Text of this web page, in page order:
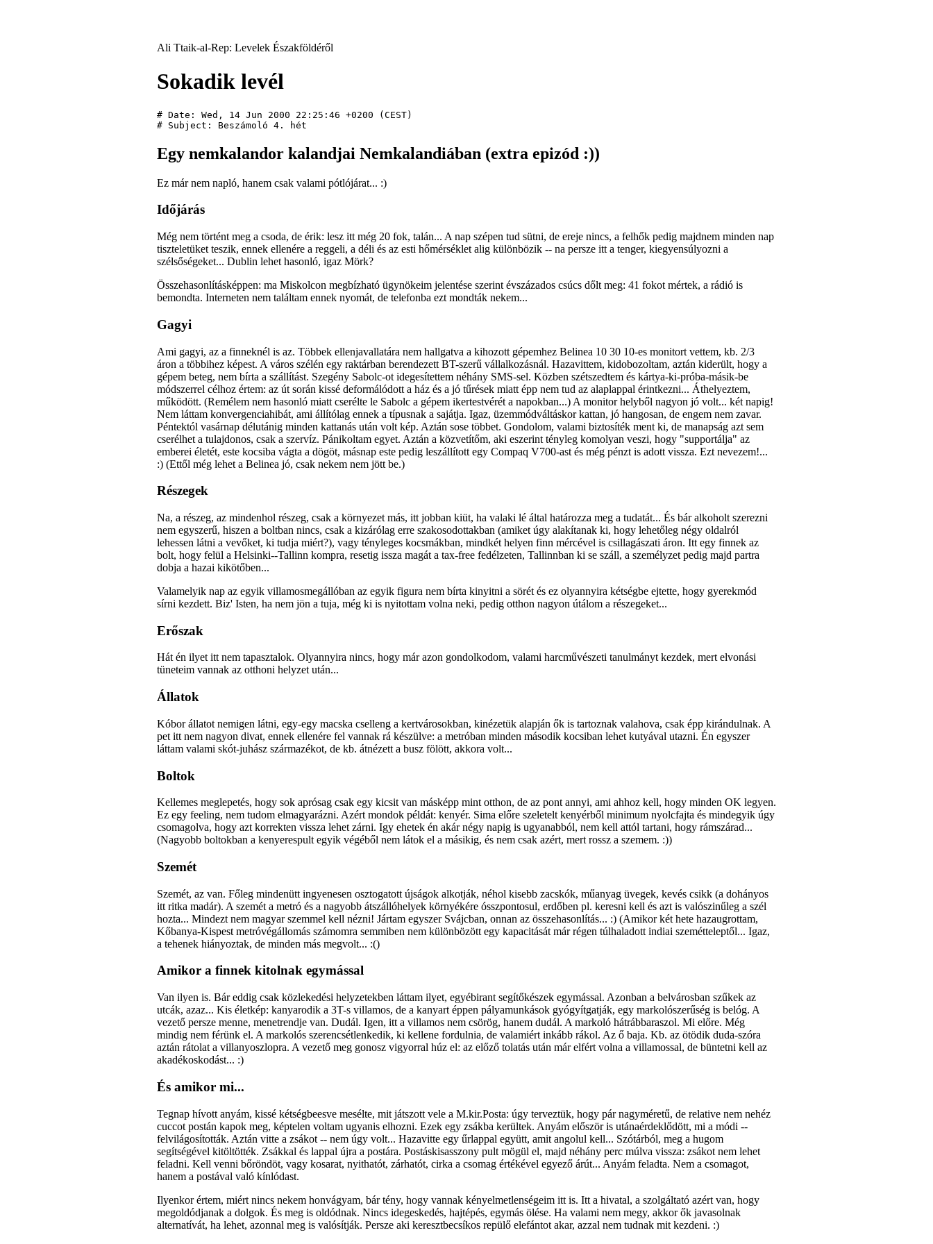
Ali Ttaik-al-Rep: Levelek Északföldéről
Sokadik levél
# Date: Wed, 14 Jun 2000 22:25:46 +0200 (CEST)
Egy nemkalandor kalandjai Nemkalandiában (extra epizód :))
Ez már nem napló, hanem csak valami pótlójárat... :)
Időjárás
Még nem történt meg a csoda, de érik: lesz itt még 20 fok, talán... A nap szépen tud sütni, de ereje nincs, a felhők pedig majdnem minden nap
tiszteletüket teszik, ennek ellenére a reggeli, a déli és az esti hőmérséklet alig különbözik -- na persze itt a tenger, kiegyensúlyozni a
szélsőségeket... Dublin lehet hasonló, igaz Mörk?
Összehasonlításképpen: ma Miskolcon megbízható ügynökeim jelentése szerint évszázados csúcs dőlt meg: 41 fokot mértek, a rádió is
bemondta. Interneten nem találtam ennek nyomát, de telefonba ezt mondták nekem...
Gagyi
Ami gagyi, az a finneknél is az. Többek ellenjavallatára nem hallgatva a kihozott gépemhez Belinea 10 30 10-es monitort vettem, kb. 2/3
áron a többihez képest. A város szélén egy raktárban berendezett BT-szerű vállalkozásnál. Hazavittem, kidobozoltam, aztán kiderült, hogy a
gépem beteg, nem bírta a szállítást. Szegény Sabolc-ot idegesítettem néhány SMS-sel. Közben szétszedtem és kártya-ki-próba-másik-be
módszerrel célhoz értem: az út során kissé deformálódott a ház és a jó tűrések miatt épp nem tud az alaplappal érintkezni... Áthelyeztem,
működött. (Remélem nem hasonló miatt cserélte le Sabolc a gépem ikertestvérét a napokban...) A monitor helyből nagyon jó volt... két napig!
Nem láttam konvergenciahibát, ami állítólag ennek a típusnak a sajátja. Igaz, üzemmódváltáskor kattan, jó hangosan, de engem nem zavar.
Péntektól vasárnap délutánig minden kattanás után volt kép. Aztán sose többet. Gondolom, valami biztosíték ment ki, de manapság azt sem
cserélhet a tulajdonos, csak a szervíz. Pánikoltam egyet. Aztán a közvetítőm, aki eszerint tényleg komolyan veszi, hogy "supportálja" az
emberei életét, este kocsiba vágta a dögöt, másnap este pedig leszállított egy Compaq V700-ast és még pénzt is adott vissza. Ezt nevezem!...
:) (Ettől még lehet a Belinea jó, csak nekem nem jött be.)
Részegek
Na, a részeg, az mindenhol részeg, csak a környezet más, itt jobban kiüt, ha valaki lé által határozza meg a tudatát... És bár alkoholt szerezni
nem egyszerű, hiszen a boltban nincs, csak a kizárólag erre szakosodottakban (amiket úgy alakítanak ki, hogy lehetőleg négy oldalról
lehessen látni a vevőket, ki tudja miért?), vagy tényleges kocsmákban, mindkét helyen finn mércével is csillagászati áron. Itt egy finnek az
bolt, hogy felül a Helsinki--Tallinn kompra, resetig issza magát a tax-free fedélzeten, Tallinnban ki se száll, a személyzet pedig majd partra
dobja a hazai kikötőben...
Valamelyik nap az egyik villamosmegállóban az egyik figura nem bírta kinyitni a sörét és ez olyannyira kétségbe ejtette, hogy gyerekmód
sírni kezdett. Biz' Isten, ha nem jön a tuja, még ki is nyitottam volna neki, pedig otthon nagyon útálom a részegeket...
Erőszak
Hát én ilyet itt nem tapasztalok. Olyannyira nincs, hogy már azon gondolkodom, valami harcművészeti tanulmányt kezdek, mert elvonási
tüneteim vannak az otthoni helyzet után...
Állatok
Kóbor állatot nemigen látni, egy-egy macska cselleng a kertvárosokban, kinézetük alapján ők is tartoznak valahova, csak épp kirándulnak. A
pet itt nem nagyon divat, ennek ellenére fel vannak rá készülve: a metróban minden második kocsiban lehet kutyával utazni. Én egyszer
láttam valami skót-juhász származékot, de kb. átnézett a busz fölött, akkora volt...
Boltok
Kellemes meglepetés, hogy sok aprósag csak egy kicsit van másképp mint otthon, de az pont annyi, ami ahhoz kell, hogy minden OK legyen.
Ez egy feeling, nem tudom elmagyarázni. Azért mondok példát: kenyér. Sima előre szeletelt kenyérből minimum nyolcfajta és mindegyik úgy
csomagolva, hogy azt korrekten vissza lehet zárni. Igy ehetek én akár négy napig is ugyanabból, nem kell attól tartani, hogy rámszárad...
(Nagyobb boltokban a kenyerespult egyik végéből nem látok el a másikig, és nem csak azért, mert rossz a szemem. :))
Szemét
Szemét, az van. Főleg mindenütt ingyenesen osztogatott újságok alkotják, néhol kisebb zacskók, műanyag üvegek, kevés csikk (a dohányos
itt ritka madár). A szemét a metró és a nagyobb átszállóhelyek környékére ósszpontosul, erdőben pl. keresni kell és azt is valószinűleg a szél
hozta... Mindezt nem magyar szemmel kell nézni! Jártam egyszer Svájcban, onnan az összehasonlítás... :) (Amikor két hete hazaugrottam,
Kőbanya-Kispest metróvégállomás számomra semmiben nem különbözött egy kapacitását már régen túlhaladott indiai szemétteleptől... Igaz,
a tehenek hiányoztak, de minden más megvolt... :()
Amikor a finnek kitolnak egymással
Van ilyen is. Bár eddig csak közlekedési helyzetekben láttam ilyet, egyébirant segítőkészek egymással. Azonban a belvárosban szűkek az
utcák, azaz... Kis életkép: kanyarodik a 3T-s villamos, de a kanyart éppen pályamunkások gyógyítgatják, egy markolószerűség is belóg. A
vezető persze menne, menetrendje van. Dudál. Igen, itt a villamos nem csörög, hanem dudál. A markoló hátrábbaraszol. Mi előre. Még
mindig nem férünk el. A markolós szerencsétlenkedik, ki kellene fordulnia, de valamiért inkább rákol. Az ő baja. Kb. az ötödik duda-szóra
aztán rátolat a villanyoszlopra. A vezető meg gonosz vigyorral húz el: az előző tolatás után már elfért volna a villamossal, de büntetni kell az
akadékoskodást... :)
És amikor mi...
Tegnap hívott anyám, kissé kétségbeesve mesélte, mit játszott vele a M.kir.Posta: úgy terveztük, hogy pár nagyméretű, de relative nem nehéz
cuccot postán kapok meg, képtelen voltam ugyanis elhozni. Ezek egy zsákba kerültek. Anyám először is utánaérdeklődött, mi a módi --
felvilágosították. Aztán vitte a zsákot -- nem úgy volt... Hazavitte egy űrlappal együtt, amit angolul kell... Szótárból, meg a hugom
segítségével kitöltötték. Zsákkal és lappal újra a postára. Postáskisasszony pult mögül el, majd néhány perc múlva vissza: zsákot nem lehet
feladni. Kell venni bőröndöt, vagy kosarat, nyithatót, zárhatót, cirka a csomag értékével egyező árút... Anyám feladta. Nem a csomagot,
hanem a postával való kínlódast.
Ilyenkor értem, miért nincs nekem honvágyam, bár tény, hogy vannak kényelmetlenségeim itt is. Itt a hivatal, a szolgáltató azért van, hogy
megoldódjanak a dolgok. És meg is oldódnak. Nincs idegeskedés, hajtépés, egymás ölése. Ha valami nem megy, akkor ők javasolnak
alternatívát, ha lehet, azonnal meg is valósítják. Persze aki keresztbecsíkos repülő elefántot akar, azzal nem tudnak mit kezdeni. :)